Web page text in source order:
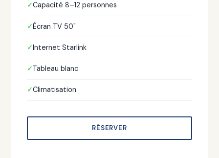
Capacité 8–12 personnes
Écran TV 50"
Internet Starlink
Tableau blanc
Climatisation
RÉSERVER